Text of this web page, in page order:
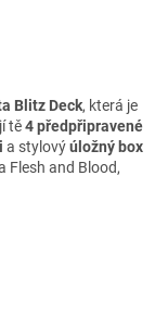
Blitz Deck, která je
tě4 předpřipravené
a stylovýúložný box
Flesh and Blood,